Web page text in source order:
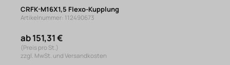
CRFK-M16X1,5 Flexo-Kupplung
Artikelnummer: 112490673
ab 151,31 €
(Preis pro St.)
zzgl. MwSt. und Versandkosten